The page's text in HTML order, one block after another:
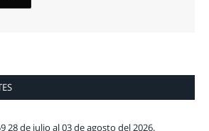
28 de julio al 03 de agosto del 2026.